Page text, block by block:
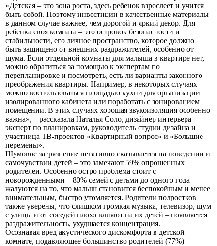
«Детская – это зона роста, здесь ребенок взрослеет и учится
быть собой. Поэтому инвестиции в качественные материалы
в данном случае важнее, чем дорогой и яркий декор. Для
ребенка своя комната – это островок безопасности и
стабильности, его личное пространство, которое должно
быть защищено от внешних раздражителей, особенно от
шума. Если отдельной комнаты для малыша в квартире нет,
можно обратиться за помощью к экспертам по
перепланировке и посмотреть, есть ли варианты законного
преображения квартиры. Например, в некоторых случаях
можно воспользоваться площадью кухни для организации
изолированного кабинета или поработать с зонированием
помещений. В этих случаях хорошая звукоизоляция особенно
важна», – рассказала Наталья Соло, дизайнер интерьера –
эксперт по планировкам, руководитель студии дизайна и
участница ТВ-проектов «Квартирный вопрос» и «Большие
перемены».
Шумовое загрязнение негативно сказывается на поведении и
самочувствии детей – это замечают 59% опрошенных
родителей. Особенно остро проблема стоит с
новорожденными – 80% семей с детьми до одного года
жалуются на то, что малыш становится беспокойным и менее
внимательным, быстро утомляется. Родители подростков
также уверены, что слишком громкая музыка, телевизор, шум
с улицы и от соседей плохо влияют на их детей – появляется
раздражительность, ухудшается концентрация.
Осознавая вред акустического дискомфорта в детской
комнате, подавляющее большинство родителей (77%)